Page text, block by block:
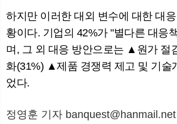
하지만 이러한 대외 변수에 대한 대
황이다. 기업의 42%가 "별다른 대응
며, 그 외 대응 방안으로는 ▲원가 절
화(31%) ▲제품 경쟁력 제고 및 기술
었다.
정영훈 기자 banquest@hanmail.net